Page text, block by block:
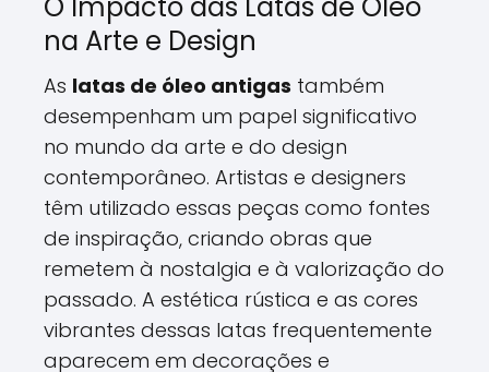
na Arte e Design
As latas de óleo antigas também
desempenham um papel significativo
no mundo da arte e do design
contemporâneo. Artistas e designers
têm utilizado essas peças como fontes
de inspiração, criando obras que
remetem à nostalgia e à valorização do
passado. A estética rústica e as cores
vibrantes dessas latas frequentemente
aparecem em decorações e